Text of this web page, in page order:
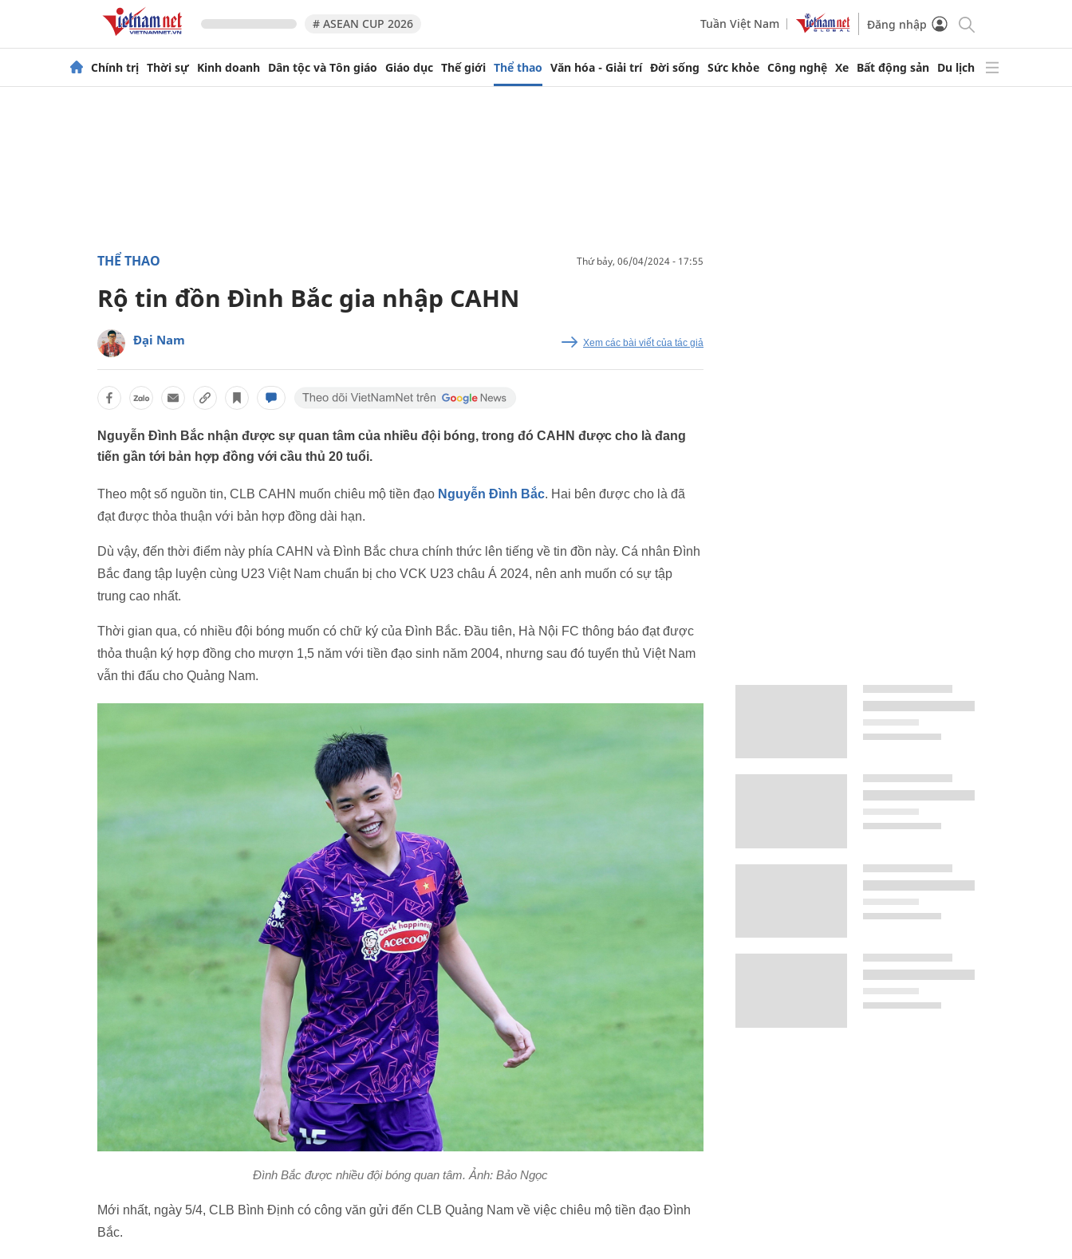
# ASEAN CUP 2026 Tuần Việt Nam Đăng nhập
Chính trị Thời sự Kinh doanh Dân tộc và Tôn giáo Giáo dục Thế giới Thể thao Văn hóa - Giải trí Đời sống Sức khỏe Công nghệ Xe Bất động sản Du lịch
THỂ THAO thứ bảy, 06/04/2024 - 17:55
Rộ tin đồn Đình Bắc gia nhập CAHN
Đại Nam Xem các bài viết của tác giả
Nguyễn Đình Bắc nhận được sự quan tâm của nhiều đội bóng, trong đó CAHN được cho là đang
tiến gần tới bản hợp đồng với cầu thủ 20 tuổi.
Theo một số nguồn tin, CLB CAHN muốn chiêu mộ tiền đạo Nguyễn Đình Bắc. Hai bên được cho là đã
đạt được thỏa thuận với bản hợp đồng dài hạn.
Dù vậy, đến thời điểm này phía CAHN và Đình Bắc chưa chính thức lên tiếng về tin đồn này. Cá nhân Đình
Bắc đang tập luyện cùng U23 Việt Nam chuẩn bị cho VCK U23 châu Á 2024, nên anh muốn có sự tập
trung cao nhất.
Thời gian qua, có nhiều đội bóng muốn có chữ ký của Đình Bắc. Đầu tiên, Hà Nội FC thông báo đạt được
thỏa thuận ký hợp đồng cho mượn 1,5 năm với tiền đạo sinh năm 2004, nhưng sau đó tuyển thủ Việt Nam
vẫn thi đấu cho Quảng Nam.
Đình Bắc được nhiều đội bóng quan tâm. Ảnh: Bảo Ngọc
Mới nhất, ngày 5/4, CLB Bình Định có công văn gửi đến CLB Quảng Nam về việc chiêu mộ tiền đạo Đình
Bắc.